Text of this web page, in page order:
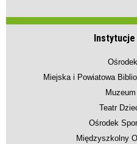
Miejska i Powiatowa
Muzeum
Teatr
Ośrodek
Międzyszkolny